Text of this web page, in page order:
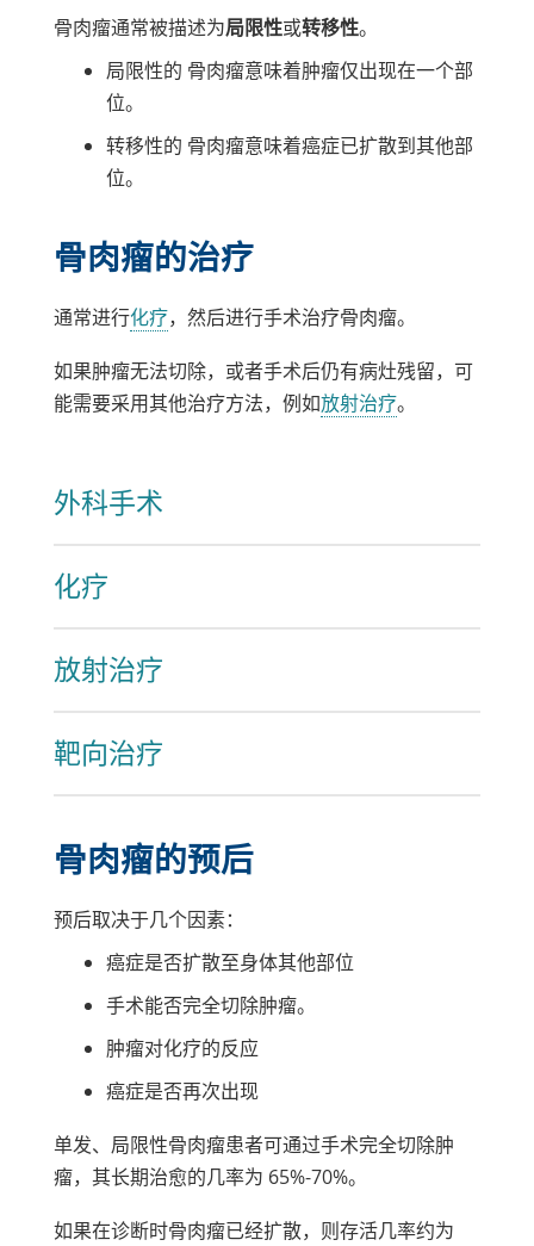
骨肉瘤通常被描述为局限性或转移性。
局限性的 骨肉瘤意味着肿瘤仅出现在一个部
位。
转移性的 骨肉瘤意味着癌症已扩散到其他部
位。
骨肉瘤的治疗
通常进行化疗，然后进行手术治疗骨肉瘤。
如果肿瘤无法切除，或者手术后仍有病灶残留，可
能需要采用其他治疗方法，例如放射治疗。
外科手术
化疗
放射治疗
靶向治疗
骨肉瘤的预后
预后取决于几个因素：
癌症是否扩散至身体其他部位
手术能否完全切除肿瘤。
肿瘤对化疗的反应
癌症是否再次出现
单发、局限性骨肉瘤患者可通过手术完全切除肿
瘤，其长期治愈的几率为 65%-70%。
如果在诊断时骨肉瘤已经扩散，则存活几率约为